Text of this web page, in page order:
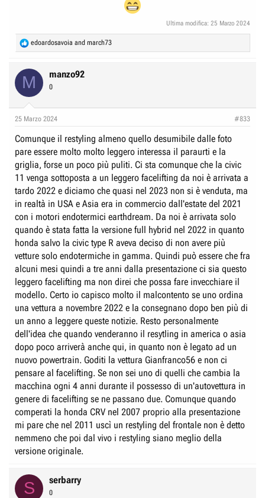
Ultima modifica: 25 Marzo 2024
R
e
c
t
s
edoardosavoia and march73
M manzo92
0
25 Marzo 2024 #833
Comunque il restyling almeno quello desumibile dalle foto
pare essere molto molto leggero interessa il paraurti e la
griglia, forse un poco più puliti. Ci sta comunque che la civic
11 venga sottoposta a un leggero facelifting da noi è arrivata a
tardo 2022 e diciamo che quasi nel 2023 non si è venduta, ma
in realtà in USA e Asia era in commercio dall'estate del 2021
con i motori endotermici earthdream. Da noi è arrivata solo
quando è stata fatta la versione full hybrid nel 2022 in quanto
honda salvo la civic type R aveva deciso di non avere più
vetture solo endotermiche in gamma. Quindi può essere che fra
alcuni mesi quindi a tre anni dalla presentazione ci sia questo
leggero facelifting ma non direi che possa fare invecchiare il
modello. Certo io capisco molto il malcontento se uno ordina
una vettura a novembre 2022 e la consegnano dopo ben più di
un anno a leggere queste notizie. Resto personalmente
dell'idea che quando venderanno il resytling in america o asia
dopo poco arriverà anche qui, in quanto non è legato ad un
nuovo powertrain. Goditi la vettura Gianfranco56 e non ci
pensare al facelifting. Se non sei uno di quelli che cambia la
macchina ogni 4 anni durante il possesso di un'autovettura in
genere di facelifting se ne passano due. Comunque quando
comperati la honda CRV nel 2007 proprio alla presentazione
mi pare che nel 2011 uscì un restyling del frontale non è detto
nemmeno che poi dal vivo i restyling siano meglio della
versione originale.
S serbarry
0